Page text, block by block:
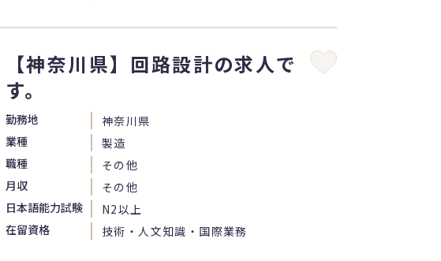
【神奈川県】回路設計の求人で
す。
勤務地
神奈川県
業種
製造
職種
その他
月収
その他
日本語能力試験
N2以上
在留資格
技術・人文知識・国際業務